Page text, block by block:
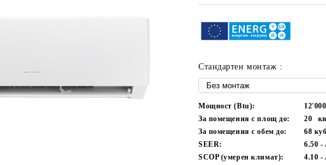
Стандартен монтаж :
Мощност (Btu):
За помещения с площ до:
20
За помещения с обем до:
68
SEER:
6.50 -
SCOP (умерен климат):
4.10 -